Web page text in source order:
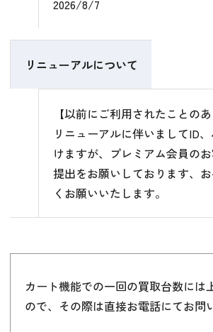
2026/8/7
リニューアルについて
【以前にご利用されたことのあ
リニューアルに伴いましてID
けますが、プレミアム会員の
提出をお願いしております、
くお願いいたします。
カート機能での一回の買取台数に
ので、その際は直接お電話にてお問